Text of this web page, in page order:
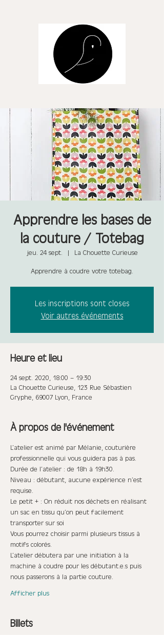
Apprendre les bases de
la couture / Totebag
jeu. 24 sept.
  |
La Chouette Curieuse
Apprendre à coudre votre totebag.
Les inscriptions sont closes
Voir autres événements
Heure et lieu
24 sept. 2020, 18:00 – 19:30
La Chouette Curieuse, 123 Rue Sébastien
Gryphe, 69007 Lyon, France
À propos de l'événement
L’atelier est animé par Mélanie, couturière
professionnelle qui vous guidera pas à pas.
Durée de l’atelier : de 18h à 19h30.
Niveau : débutant, aucune expérience n’est
requise.
Le petit + : On réduit nos déchets en réalisant
un sac en tissu qu’on peut facilement
transporter sur soi
Vous pourrez choisir parmi plusieurs tissus à
motifs colorés.
L’atelier débutera par une initiation à la
machine à coudre pour les débutant.e.s puis
nous passerons à la partie couture.
Afficher plus
Billets